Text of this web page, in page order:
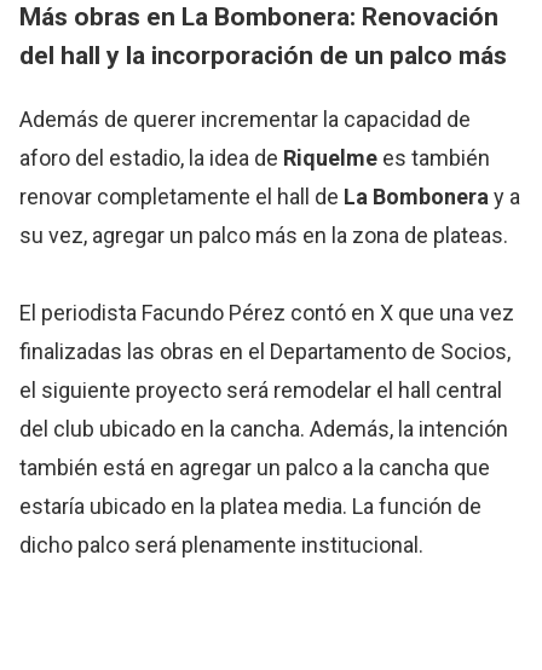
Más obras en La Bombonera: Renovación
del hall y la incorporación de un palco más
Además de querer incrementar la capacidad de
aforo del estadio, la idea de Riquelme es también
renovar completamente el hall de La Bomboneray a
su vez, agregar un palco más en la zona de plateas.
El periodista Facundo Pérez contó en X que una vez
finalizadas las obras en el Departamento de Socios,
el siguiente proyecto será remodelar el hall central
del club ubicado en la cancha. Además, la intención
también está en agregar un palco a la cancha que
estaría ubicado en la platea media. La función de
dicho palco será plenamente institucional.